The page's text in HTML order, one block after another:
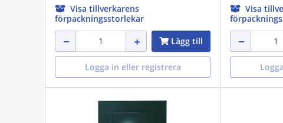
Visa tillverkarens
förpackningsstorlekar
Lägg till
Logga in eller registrera
Visa